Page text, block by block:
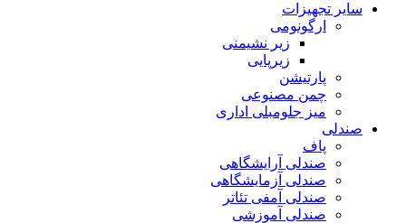
سایر تجهیزات
ارگونومی
زیر نشیمنی
زیرپایی
پارتیشن
چمن مصنوعی
میز جلومبلی اداری
صندلی
پاف
صندلی آرایشگاهی
صندلی آزمایشگاهی
صندلی آمفی تئاتر
صندلی آموزشی